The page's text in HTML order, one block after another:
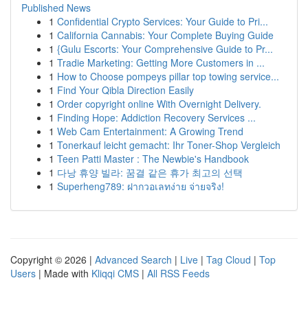
Published News
1 Confidential Crypto Services: Your Guide to Pri...
1 California Cannabis: Your Complete Buying Guide
1 {Gulu Escorts: Your Comprehensive Guide to Pr...
1 Tradie Marketing: Getting More Customers in ...
1 How to Choose pompeys pillar top towing service...
1 Find Your Qibla Direction Easily
1 Order copyright online With Overnight Delivery.
1 Finding Hope: Addiction Recovery Services ...
1 Web Cam Entertainment: A Growing Trend
1 Tonerkauf leicht gemacht: Ihr Toner-Shop Vergleich
1 Teen Patti Master : The Newbie's Handbook
1 다낭 휴양 빌라: 꿈결 같은 휴가 최고의 선택
1 Superheng789: ฝากวอเลทง่าย จ่ายจริง!
Copyright © 2026 | Advanced Search | Live | Tag Cloud | Top
Users | Made with Kliqqi CMS | All RSS Feeds